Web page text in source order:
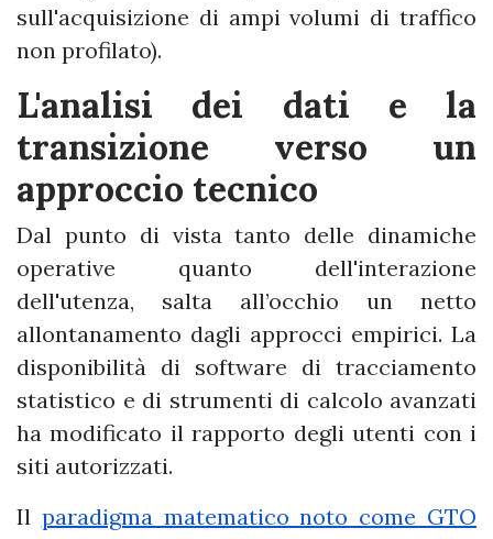
sull'acquisizione di ampi volumi di traffico
non profilato).
L'analisi dei dati e la
transizione verso un
approccio tecnico
Dal punto di vista tanto delle dinamiche
operative quanto dell'interazione
dell'utenza, salta all’occhio un netto
allontanamento dagli approcci empirici. La
disponibilità di software di tracciamento
statistico e di strumenti di calcolo avanzati
ha modificato il rapporto degli utenti con i
siti autorizzati.
Il paradigma matematico noto come GTO